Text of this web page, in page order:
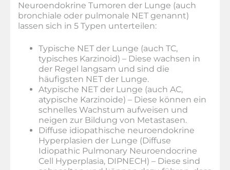
Neuroendokrine Tumoren der Lunge (auch
bronchiale oder pulmonale NET genannt)
lassen sich in 5 Typen unterteilen:
Typische NET der Lunge (auch TC,
typisches Karzinoid) – Diese wachsen in
der Regel langsam und sind die
häufigsten NET der Lunge.
Atypische NET der Lunge (auch AC,
atypische Karzinoide) – Diese können ein
schnelles Wachstum aufweisen und
neigen zur Bildung von Metastasen.
Diffuse idiopathische neuroendokrine
Hyperplasien der Lunge (Diffuse
Idiopathic Pulmonary Neuroendocrine
Cell Hyperplasia, DIPNECH) – Diese sind